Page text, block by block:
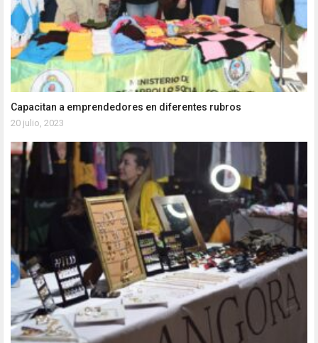
Capacitan a emprendedores en diferentes rubros
20 julio, 2023